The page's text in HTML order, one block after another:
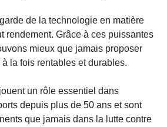
de la technologie en matière
rendement. Grâce à ces puissantes
mieux que jamais proposer
la fois rentables et durables.
un rôle essentiel dans
depuis plus de 50 ans et sont
que jamais dans la lutte contre